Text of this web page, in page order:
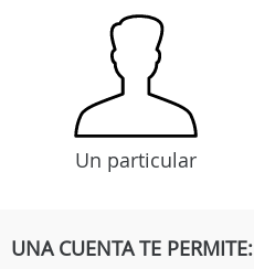
Un particular
UNA CUENTA TE PERMITE: